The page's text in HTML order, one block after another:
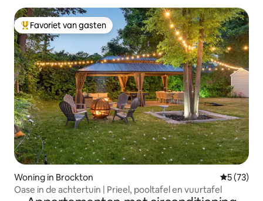
Topfavoriet van gasten
Favoriet van gasten
Woning in Brockton
5 (73)
Oase in de achtertuin | Prieel, pooltafel en vuurtafel